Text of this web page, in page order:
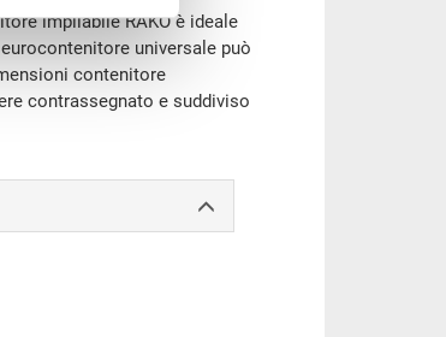
impilabile RAKO è ideale
universale può
contenitore
contrassegnato e suddiviso